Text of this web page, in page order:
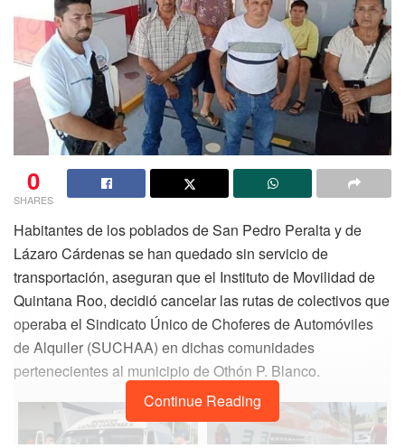
0
SHARES
Habitantes de los poblados de San Pedro Peralta y de
Lázaro Cárdenas se han quedado sin servicio de
transportación, aseguran que el Instituto de Movilidad de
Quintana Roo, decidió cancelar las rutas de colectivos que
operaba el Sindicato Único de Choferes de Automóviles
de Alquiler (SUCHAA) en dichas comunidades
pertenecientes al municipio de Othón P. Blanco.
Continue Reading